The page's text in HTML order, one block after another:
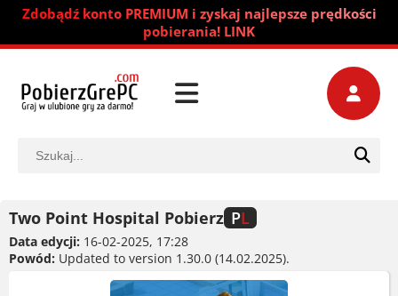
Zdobądź konto PREMIUM i zyskaj najlepsze prędkości
pobierania! LINK
Two Point Hospital Pobierz PL
Data edycji: 16-02-2025, 17:28
Powód: Updated to version 1.30.0 (14.02.2025).